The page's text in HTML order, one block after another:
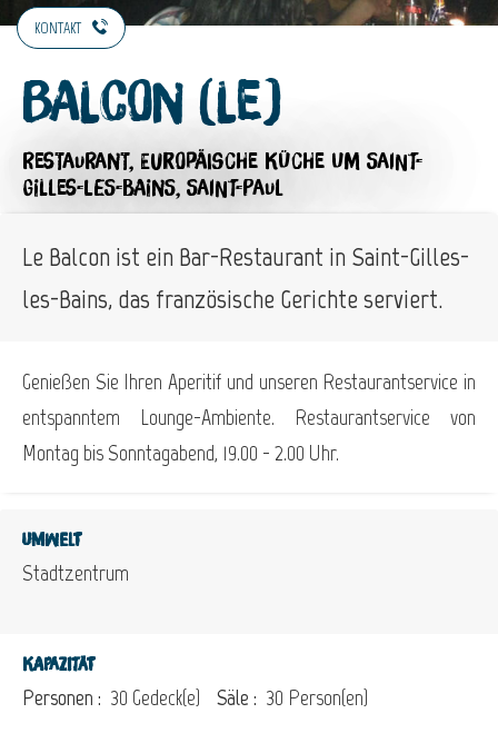
KONTAKT
Balcon (Le)
RESTAURANT, EUROPÄISCHE KÜCHE UM SAINT-
GILLES-LES-BAINS, SAINT-PAUL
Le Balcon ist ein Bar-Restaurant in Saint-Gilles-
les-Bains, das französische Gerichte serviert.
Genießen Sie Ihren Aperitif und unseren Restaurantservice in
entspanntem Lounge-Ambiente. Restaurantservice von
Montag bis Sonntagabend, 19.00 - 2.00 Uhr.
Umwelt
Stadtzentrum
Kapazität
Personen : 30 Gedeck(e) Säle : 30 Person(en)